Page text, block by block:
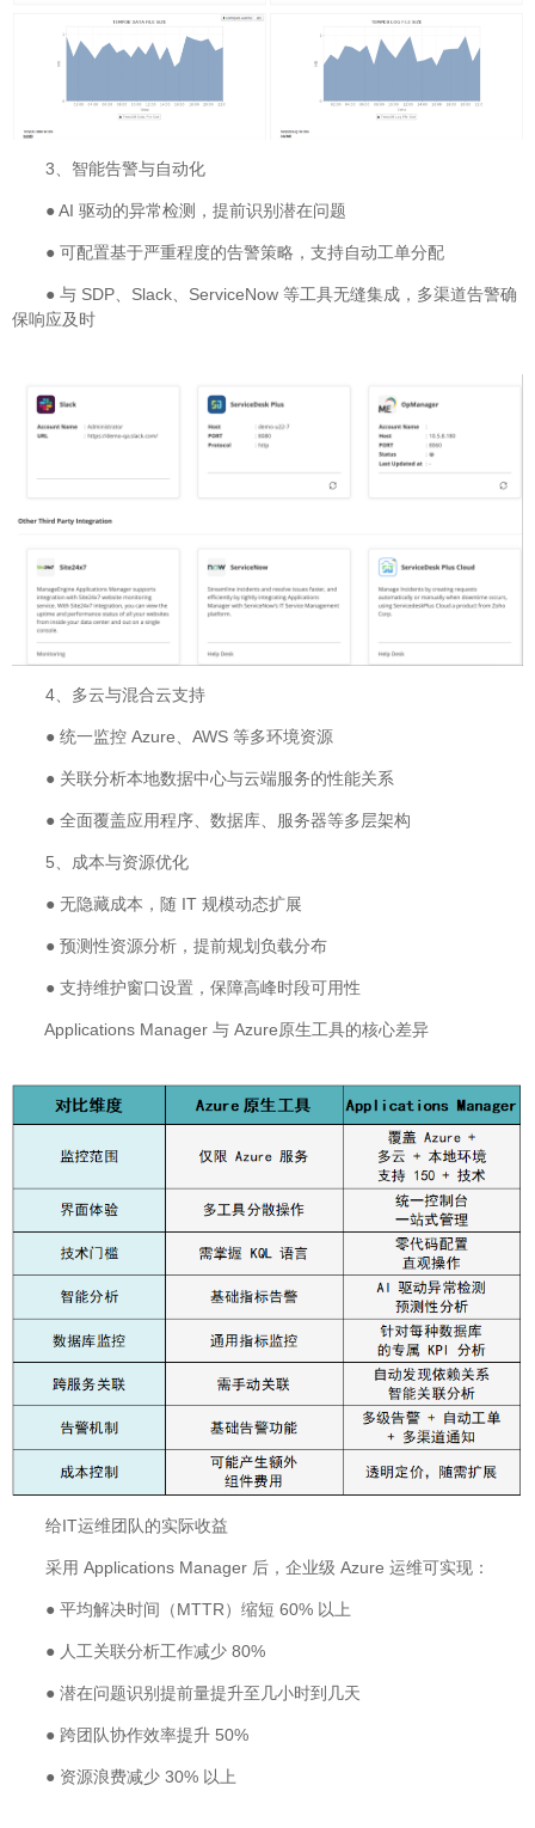
3、智能告警与自动化
● AI 驱动的异常检测，提前识别潜在问题
● 可配置基于严重程度的告警策略，支持自动工单分配
● 与 SDP、Slack、ServiceNow 等工具无缝集成，多渠道告警确
保响应及时
4、多云与混合云支持
● 统一监控 Azure、AWS 等多环境资源
● 关联分析本地数据中心与云端服务的性能关系
● 全面覆盖应用程序、数据库、服务器等多层架构
5、成本与资源优化
● 无隐藏成本，随 IT 规模动态扩展
● 预测性资源分析，提前规划负载分布
● 支持维护窗口设置，保障高峰时段可用性
Applications Manager 与 Azure原生工具的核心差异
给IT运维团队的实际收益
采用 Applications Manager 后，企业级 Azure 运维可实现：
● 平均解决时间（MTTR）缩短 60% 以上
● 人工关联分析工作减少 80%
● 潜在问题识别提前量提升至几小时到几天
● 跨团队协作效率提升 50%
● 资源浪费减少 30% 以上